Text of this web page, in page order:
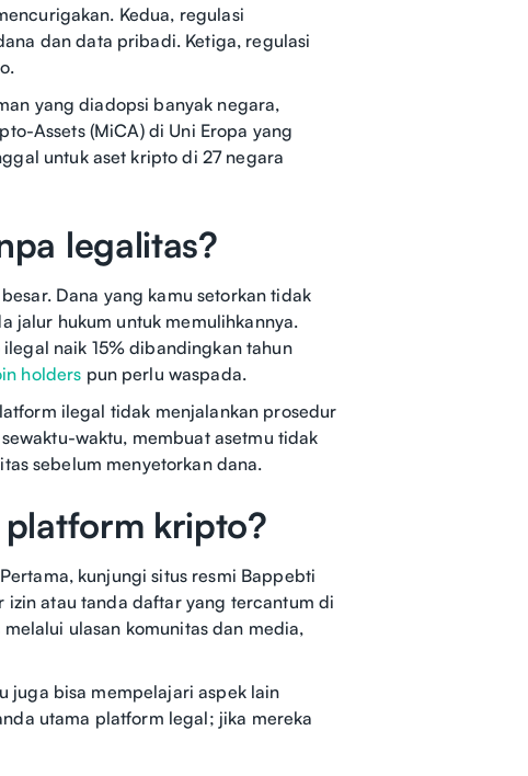
Kedua, regulasi
dan data pribadi. Ketiga, regulasi
yang diadopsi banyak negara,
Assets (MiCA) di Uni Eropa yang
untuk aset kripto di 27 negara
legalitas?
Dana yang kamu setorkan tidak
jalur hukum untuk memulihkannya.
naik 15% dibandingkan tahun
holders pun perlu waspada.
ilegal tidak menjalankan prosedur
waktu, membuat asetmu tidak
sebelum menyetorkan dana.
platform kripto?
kunjungi situs resmi Bappebti
atau tanda daftar yang tercantum di
ulasan komunitas dan media,
juga bisa mempelajari aspek lain
utama platform legal; jika mereka